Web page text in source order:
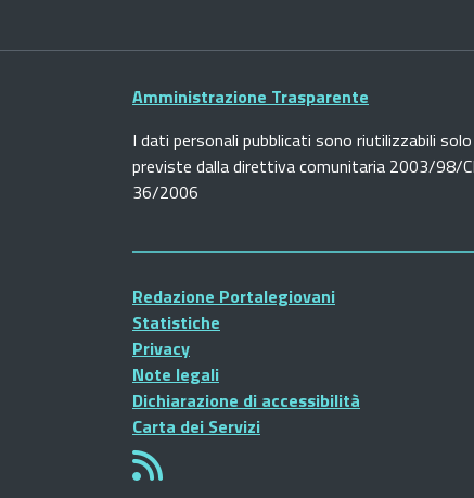
Amministrazione Trasparente
I dati personali pubblicati sono riutilizzabili
previste dalla direttiva comunitaria 2003/98/
36/2006
Redazione Portalegiovani
Statistiche
Privacy
Note legali
Dichiarazione di accessibilità
Carta dei Servizi